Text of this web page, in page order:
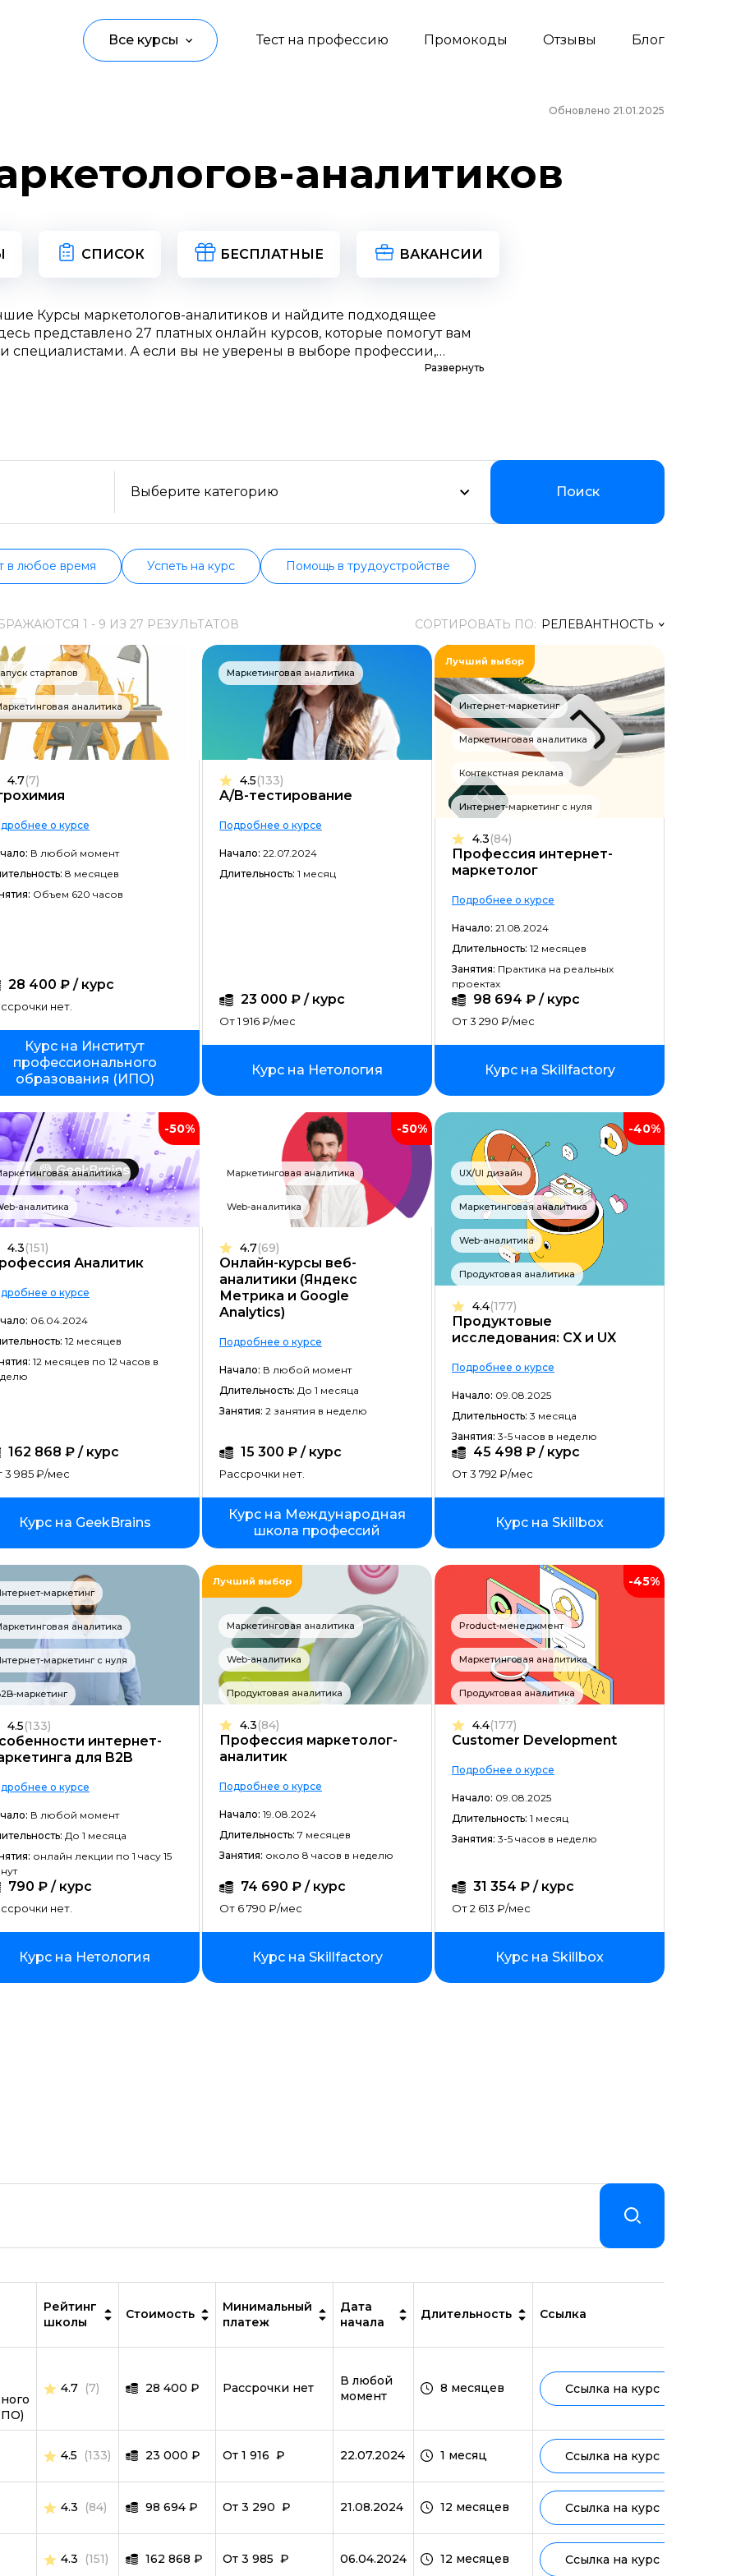
Тест на профессию Промокоды Отзывы Блог
Все курсы
Дизайн
Аналитика
Иностранные языки
Детям
Спорт
Саморазвитие
Другое
Рукоделие
Обновлено 21.01.2025
аналитиков
СПИСОК БЕСПЛАТНЫЕ ВАКАНСИИ
Курсы маркетологов-аналитиков и найдите подходящее
представлено 27 платных онлайн курсов, которые помогут вам
специалистами. А если вы не уверены в выборе профессии,
бесплатные варианты. Большой выбор обучающих программ по
Развернуть
Выберите категорию
Web-разработка
Python-разработка
Мобильная разработка
JavaScript-разработка
Frontend-разработка
Разработка игр
Java-разработка
Android-разработка
QA-тестирование
IOS-разработка
Разработка игр на Unity
Информационная безопасность
Разработка на C#
Разработка на C++
Разработка на Kotlin
Разработка игр на Unreal Engine
Разработка на Swift
Фреймворк Laravel
Golang-разработка
1C-разработка
Фреймворк React.JS
Фреймворк Django
Фреймворк Node.JS
Фреймворк Flutter
Алгоритмы и структуры данных
Программирование с нуля
Программирование с трудоустройством
Docker
Работа с Ansible
Backend-разработка
No-code разработка
Создание сайтов на тильде
Fullstack-разработка
Terraform
Инженер по автоматизации
MySQL
Ручное тестирование
Scala
SQL
Symfony
Тестировщик игр
Поиск
в любое время Успеть на курс Помощь в трудоустройстве
1 - 9 ИЗ 27 РЕЗУЛЬТАТОВ СОРТИРОВАТЬ ПО: РЕЛЕВАНТНОСТЬ
Релевантность
Заголовок
Цена ↑
Цена ↓
Рассрочка ↑
Рассрочка ↓
Начало ↑
Начало ↓
Длительность ↑
стартапов
аналитика
4.7(7)
о курсе
В любой момент
8 месяцев
Объем 620 часов
28 400 ₽ / курс
нет.
Курс на Институт
профессионального
образования (ИПО)
Маркетинговая аналитика
A/B-тестирование
4.5(133)
Подробнее о курсе
Начало: 22.07.2024
Длительность: 1 месяц
23 000 ₽ / курс
От 1 916 ₽/мес
Курс на Нетология
Лучший выбор
Интернет-маркетинг
Маркетинговая аналитика
Контекстная реклама
Интернет-маркетинг с нуля
Профессия интернет-
маркетолог
4.3(84)
Подробнее о курсе
Начало: 21.08.2024
Длительность: 12 месяцев
Занятия: Практика на реальных
проектах
98 694 ₽ / курс
От 3 290 ₽/мес
Курс на Skillfactory
-50%
аналитика
аналитика
Аналитик
4.3(151)
о курсе
06.04.2024
12 месяцев
12 месяцев по 12 часов в
162 868 ₽ / курс
3 985 ₽/мес
Курс на GeekBrains
-50%
Маркетинговая аналитика
Web-аналитика
Онлайн-курсы веб-
аналитики (Яндекс
Метрика и Google
Analytics)
4.7(69)
Подробнее о курсе
Начало: В любой момент
Длительность: До 1 месяца
Занятия: 2 занятия в неделю
15 300 ₽ / курс
Рассрочки нет.
Курс на Международная
школа профессий
-40%
UX/UI дизайн
Маркетинговая аналитика
Web-аналитика
Продуктовая аналитика
Продуктовые
исследования: CX и UX
4.4(177)
Подробнее о курсе
Начало: 09.08.2025
Длительность: 3 месяца
Занятия: 3-5 часов в неделю
45 498 ₽ / курс
От 3 792 ₽/мес
Курс на Skillbox
маркетинг
аналитика
маркетинг с нуля
маркетинг
интернет-
для B2B
4.5(133)
о курсе
В любой момент
До 1 месяца
онлайн лекции по 1 часу 15
790 ₽ / курс
нет.
Курс на Нетология
Лучший выбор
Маркетинговая аналитика
Web-аналитика
Продуктовая аналитика
Профессия маркетолог-
аналитик
4.3(84)
Подробнее о курсе
Начало: 19.08.2024
Длительность: 7 месяцев
Занятия: около 8 часов в неделю
74 690 ₽ / курс
От 6 790 ₽/мес
Курс на Skillfactory
-45%
Product-менеджмент
Маркетинговая аналитика
Продуктовая аналитика
Customer Development
4.4(177)
Подробнее о курсе
Начало: 09.08.2025
Длительность: 1 месяц
Занятия: 3-5 часов в неделю
31 354 ₽ / курс
От 2 613 ₽/мес
Курс на Skillbox
Рейтинг
школы
Стоимость
Минимальный
платеж
Дата
начала
Длительность Ссылка
4.7 (7) 28 400 ₽ Рассрочки нет
В любой
момент
8 месяцев Ссылка на курс
4.5 (133) 23 000 ₽ От 1 916 ₽ 22.07.2024 1 месяц Ссылка на курс
4.3 (84) 98 694 ₽ От 3 290 ₽ 21.08.2024 12 месяцев Ссылка на курс
4.3 (151) 162 868 ₽ От 3 985 ₽ 06.04.2024 12 месяцев Ссылка на курс